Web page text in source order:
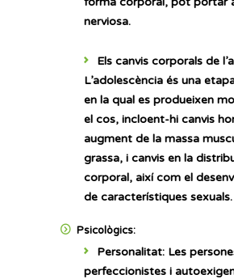
nerviosa.
Els canvis corporals de
L’adolescència és una
en la qual es produeixen
el cos, incloent-hi canvis
augment de la massa
grassa, i canvis en la
corporal, així com el
de característiques sexuals.
Psicològics:
Personalitat: Les
perfeccionistes i